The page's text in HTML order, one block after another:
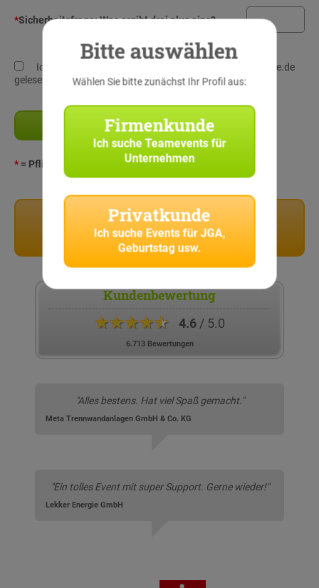
*Sicherheitsfrage:Was ergibt drei plus eins?
Ich habe die
von StadtRallye.de
gelesen und verstanden!
* = Pflichtangaben
Privatkunden
Stadtrallyes für Privatkunden
Kundenbewertung
★★★★★ 4.6/ 5.0
6.713 Bewertungen
"Alles bestens. Hat viel Spaß gemacht."
Meta Trennwandanlagen GmbH & Co. KG
"Ein tolles Event mit super Support. Gerne wieder!"
Lekker Energie GmbH
Bitte auswählen
Wählen Sie bitte zunächst Ihr Profil aus:
Firmenkunde
Ich sucheTeamevents für
Unternehmen
Privatkunde
Ich suche Events für JGA,
Geburtstag usw.